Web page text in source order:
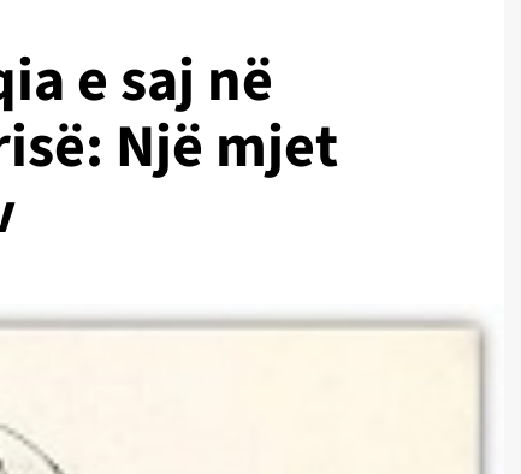
e saj në
Një mjet